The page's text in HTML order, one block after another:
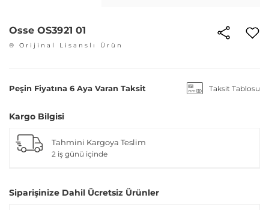
Osse OS3921 01
® Orijinal Lisanslı Ürün
Peşin Fiyatına 6 Aya Varan Taksit Taksit Tablosu
Kargo Bilgisi
Tahmini Kargoya Teslim
2 iş günü içinde
Siparişinize Dahil Ücretsiz Ürünler